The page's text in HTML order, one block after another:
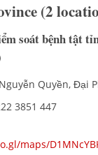
(2
soát bệnh tật
Quyền, Đại
3851 447
maps/